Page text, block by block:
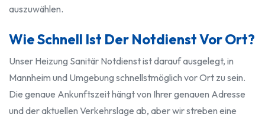
auszuwählen.
Wie Schnell Ist Der Notdienst Vor Ort?
Unser Heizung Sanitär Notdienst ist darauf ausgelegt, in
Mannheim und Umgebung schnellstmöglich vor Ort zu sein.
Die genaue Ankunftszeit hängt von Ihrer genauen Adresse
und der aktuellen Verkehrslage ab, aber wir streben eine